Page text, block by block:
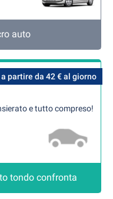
auto
a partire da 42 € al giorno
e tutto compreso!
tondo confronta